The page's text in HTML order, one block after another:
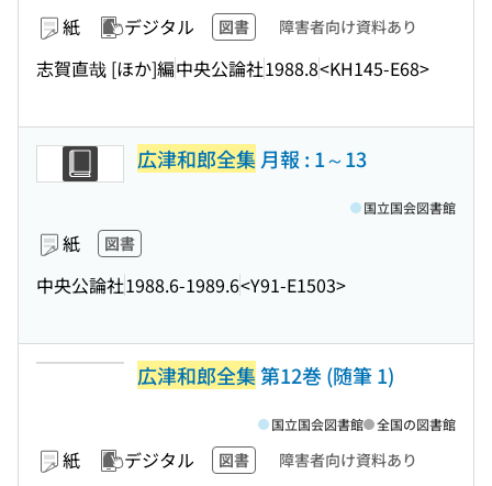
紙 デジタル 図書 障害者向け資料あり
志賀直哉 [ほか]編中央公論社1988.8<KH145-E68>
広津和郎全集 月報 : 1～13
紙 図書
中央公論社1988.6-1989.6<Y91-E1503>
国立国会図書館
広津和郎全集第12巻 (随筆 1)
紙 デジタル 図書 障害者向け資料あり
国立国会図書館 全国の図書館